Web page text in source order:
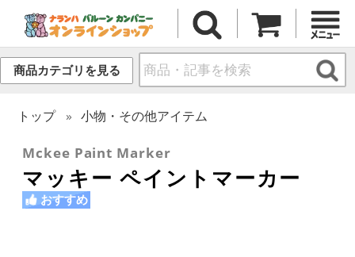
商品カテゴリを見る
トップ 小物・その他アイテム
Mckee Paint Marker
マッキー ペイントマーカー
おすすめ